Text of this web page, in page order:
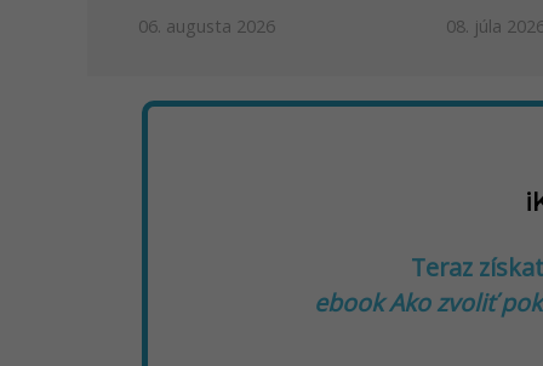
06. augusta 2026
08. júla
Teraz
ebook Ako zvoliť